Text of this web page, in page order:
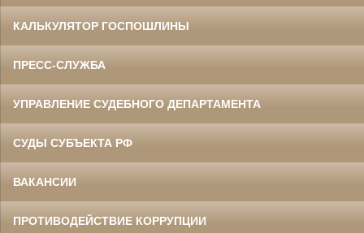
КАЛЬКУЛЯТОР ГОСПОШЛИНЫ
ПРЕСС-СЛУЖБА
УПРАВЛЕНИЕ СУДЕБНОГО ДЕПАРТАМЕНТА
СУДЫ СУБЪЕКТА РФ
ВАКАНСИИ
ПРОТИВОДЕЙСТВИЕ КОРРУПЦИИ